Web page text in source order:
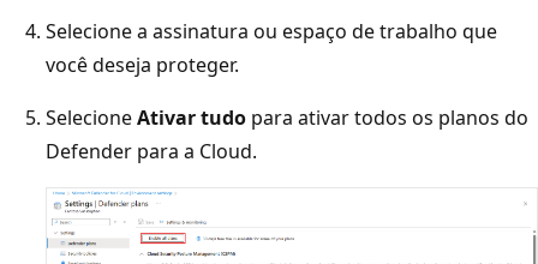
Selecione a assinatura ou espaço de trabalho que
você deseja proteger.
SelecioneAtivar tudo para ativar todos os planos do
Defender para a Cloud.